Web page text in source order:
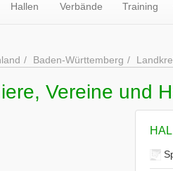
Hallen Verbände Training
Baden-Württemberg
Vereine und